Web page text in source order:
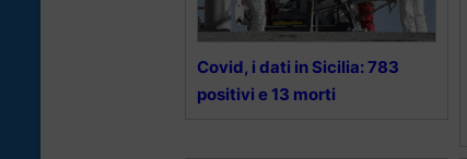
Covid, i dati in Sicilia: 783
positivi e 13 morti